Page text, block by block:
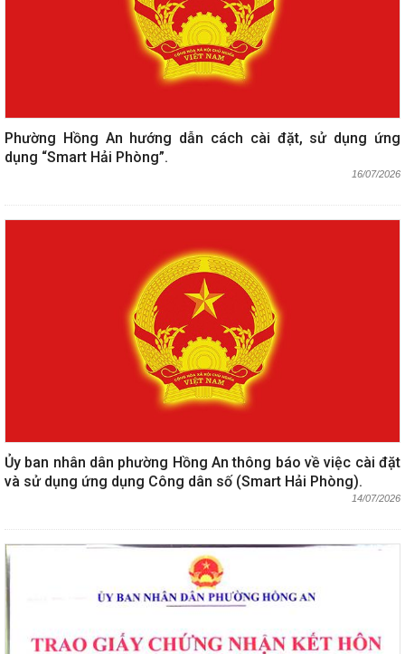
Phường Hồng An hướng dẫn cách cài đặt, sử dụng ứng
dụng “Smart Hải Phòng”.
16/07/2026
Ủy ban nhân dân phường Hồng An thông báo về việc cài đặt
và sử dụng ứng dụng Công dân số (Smart Hải Phòng).
14/07/2026